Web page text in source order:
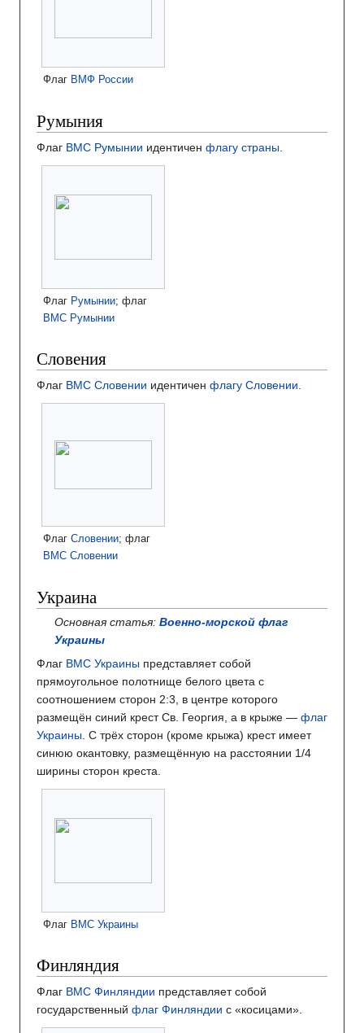
Флаг ВМФ России
Румыния
Флаг ВМС Румынии идентичен флагу страны
Флаг Румынии; флаг
ВМС Румынии
Словения
Флаг ВМС Словении идентичен флагу Словении.
Флаг Словении; флаг
ВМС Словении
Украина
Основная статья:Военно-морской флаг
Украины
Флаг ВМС Украины представляет собой
прямоугольное полотнище белого цвета с
соотношением сторон 2:3, в центре которого
размещён синий крест Св. Георгия, а в крыже — флаг
Украины . С трёх сторон (кроме крыжа) крест имеет
синюю окантовку, размещённую на расстоянии 1/4
ширины сторон креста.
Флаг ВМС Украины
Финляндия
Флаг ВМС Финляндии представляет собой
государственный флаг Финляндии с «косицами».